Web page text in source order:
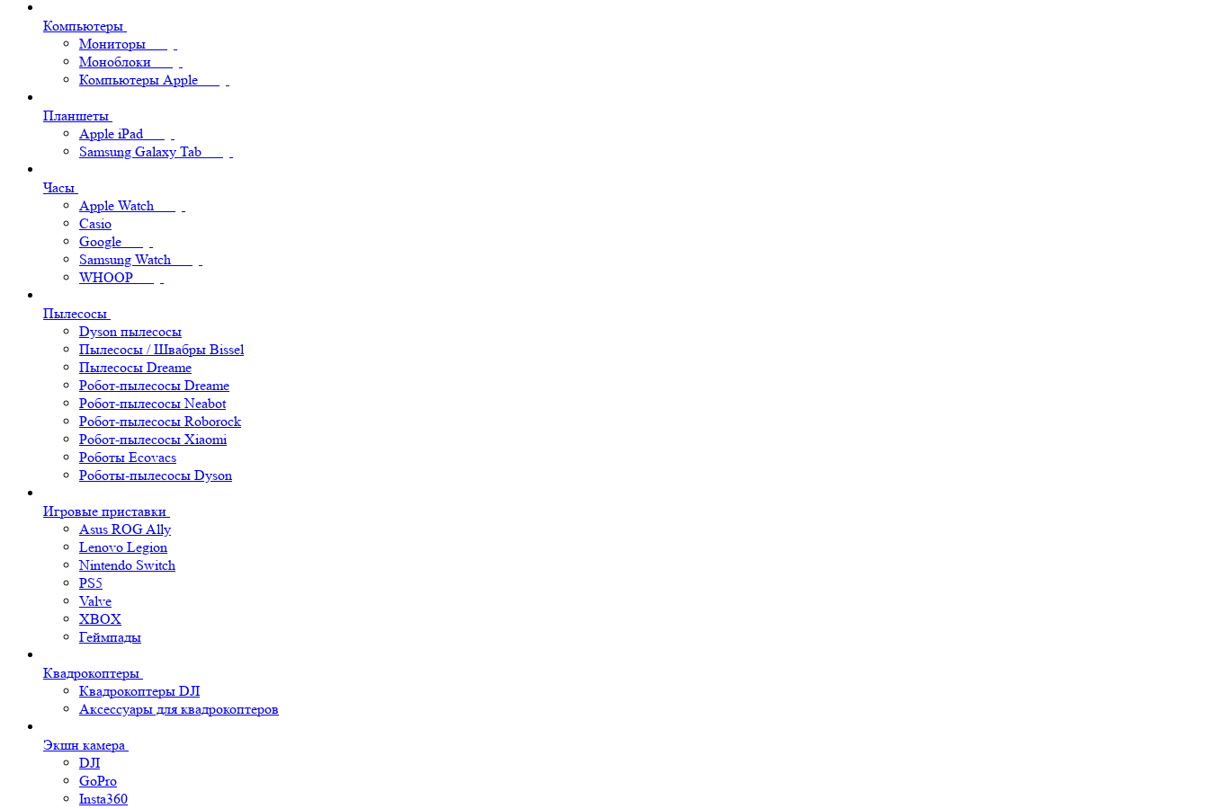
Компьютеры
Мониторы
Моноблоки
Компьютеры Apple
Планшеты
Apple iPad
Samsung Galaxy Tab
Часы
Apple Watch
Casio
Google
Samsung Watch
WHOOP
Пылесосы
Dyson пылесосы
Пылесосы / Швабры Bissel
Пылесосы Dreame
Робот-пылесосы Dreame
Робот-пылесосы Neabot
Робот-пылесосы Roborock
Робот-пылесосы Xiaomi
Роботы Ecovacs
Роботы-пылесосы Dyson
Игровые приставки
Asus ROG Ally
Lenovo Legion
Nintendo Switch
PS5
Valve
XBOX
Геймпады
Квадрокоптеры
Квадрокоптеры DJI
Аксессуары для квадрокоптеров
Экшн камера
DJI
GoPro
Insta360